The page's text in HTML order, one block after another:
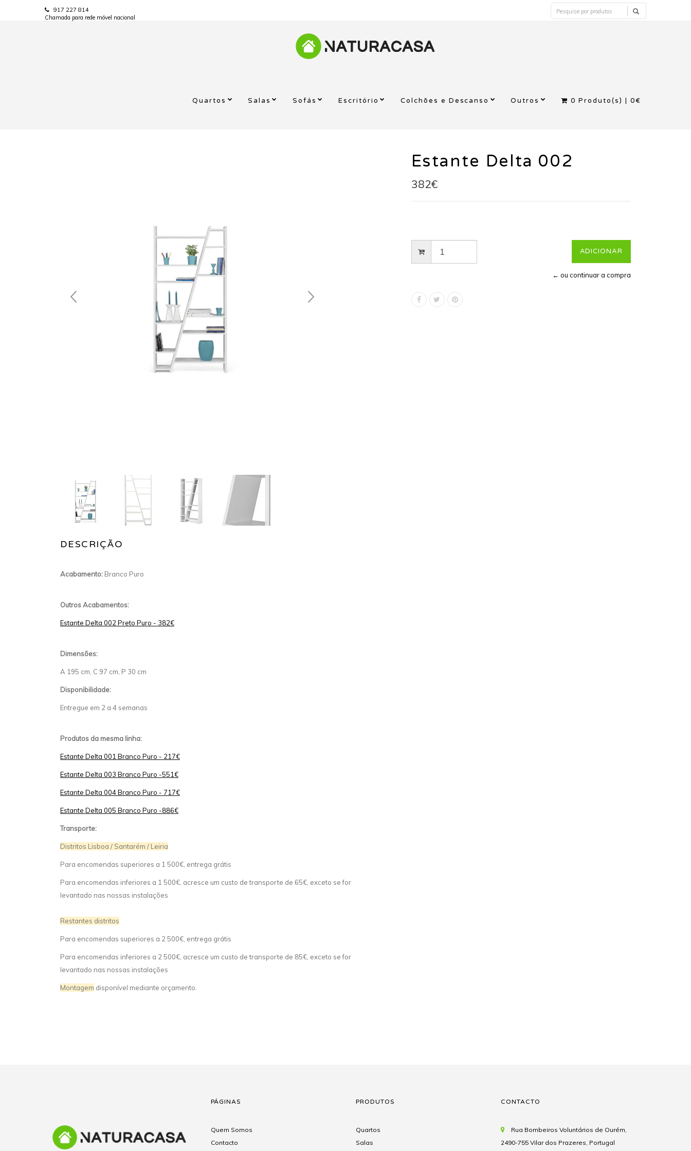
917 227 814
Chamada para rede móvel nacional
Quartos Salas Sofás Escritório Colchões e Descanso Outros 0 Produto(s) |0€
DESCRIÇÃO
Acabamento: Branco Puro
Outros Acabamentos:
Estante Delta 002 Preto Puro - 382€
Dimensões:
A 195 cm, C 97 cm, P 30 cm
Disponibilidade:
Entregue em 2 a 4 semanas
Produtos da mesma linha:
Estante Delta 001 Branco Puro - 217€
Estante Delta 003 Branco Puro -551€
Estante Delta 004 Branco Puro - 717€
Estante Delta 005 Branco Puro -886€
Transporte:
Distritos Lisboa / Santarém / Leiria
Para encomendas superiores a 1 500€, entrega grátis
Para encomendas inferiores a 1 500€, acresce um custo de transporte de 65€, exceto se for
levantado nas nossas instalações
Restantes distritos
Para encomendas superiores a 2 500€, entrega grátis
Para encomendas inferiores a 2 500€, acresce um custo de transporte de 85€, exceto se for
levantado nas nossas instalações
Montagem disponível mediante orçamento.
Estante Delta 002
382€
← ou continuar a compra
PÁGINAS
Quem Somos
Contacto
PRODUTOS
Quartos
Salas
CONTACTO
Rua Bombeiros Voluntários de Ourém,
2490-755 Vilar dos Prazeres, Portugal